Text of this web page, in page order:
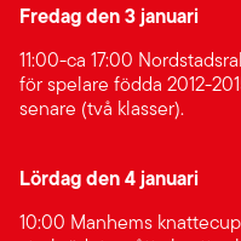
Fredag den 3 januari
11:00-ca 17:00
för spelare födda 2012-
senare (två klasser).
Lördag den 4 januari
10:00 Manhems